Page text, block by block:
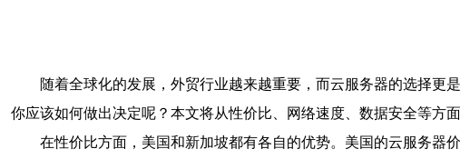
随着全球化的发展，外贸行业越来越重要，而云服务器的选择更
你应该如何做出决定呢？本文将从性价比、网络速度、数据安全等方
在性价比方面，美国和新加坡都有各自的优势。美国的云服务器